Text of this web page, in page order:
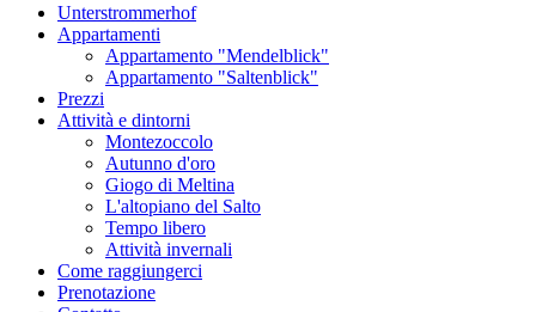
Unterstrommerhof
Appartamenti
Appartamento "Mendelblick"
Appartamento "Saltenblick"
Prezzi
Attività e dintorni
Montezoccolo
Autunno d'oro
Giogo di Meltina
L'altopiano del Salto
Tempo libero
Attività invernali
Come raggiungerci
Prenotazione